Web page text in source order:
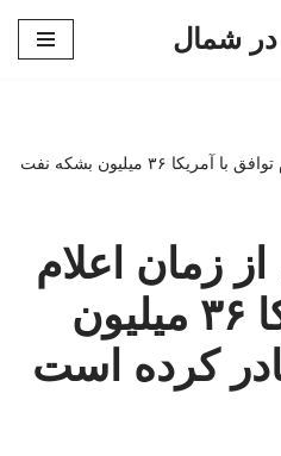
شمال
آناتولی: ایران از زمان اعلام توافق با آمریکا ۳۶ میلیون بشکه نفت
از زمان اعلام
توافق با آمریکا ۳۶ میلیون
کرده است